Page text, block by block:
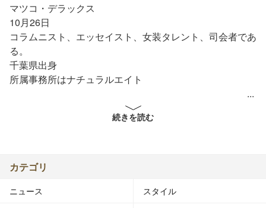
マツコ・デラックス
10月26日
コラムニスト、エッセイスト、女装タレント、司会者であ
る。
千葉県出身
所属事務所はナチュラルエイト
じみの従兄弟に性的な魅力を感じた経験を告白している。
弟にあたり、しかも唯一の男性であるため自身の事かも知
続きを読む
カテゴリ
ニュース スタイル